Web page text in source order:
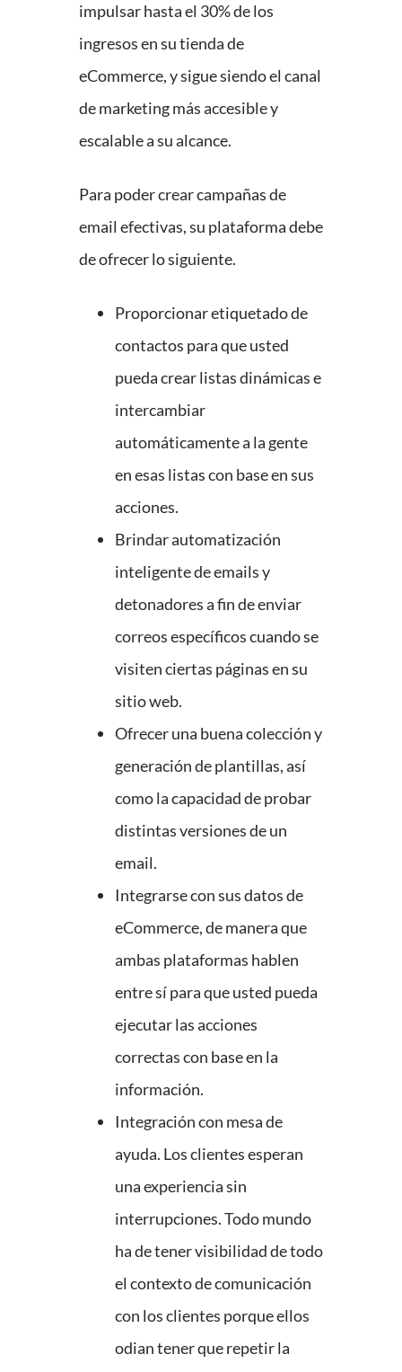
impulsar hasta el 30% de los
ingresos en su tienda de
eCommerce, y sigue siendo el canal
de marketing más accesible y
escalable a su alcance.
Para poder crear campañas de
email efectivas, su plataforma debe
de ofrecer lo siguiente.
Proporcionar etiquetado de
contactos para que usted
pueda crear listas dinámicas e
intercambiar
automáticamente a la gente
en esas listas con base en sus
acciones.
Brindar automatización
inteligente de emails y
detonadores a fin de enviar
correos específicos cuando se
visiten ciertas páginas en su
sitio web.
Ofrecer una buena colección y
generación de plantillas, así
como la capacidad de probar
distintas versiones de un
email.
Integrarse con sus datos de
eCommerce, de manera que
ambas plataformas hablen
entre sí para que usted pueda
ejecutar las acciones
correctas con base en la
información.
Integración con mesa de
ayuda. Los clientes esperan
una experiencia sin
interrupciones. Todo mundo
ha de tener visibilidad de todo
el contexto de comunicación
con los clientes porque ellos
odian tener que repetir la